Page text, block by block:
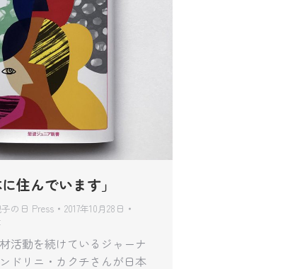
住んでいます」
の日 Press
2017年10月28日
活動を続けているジャーナ
ドリニ・カクチさんが日本